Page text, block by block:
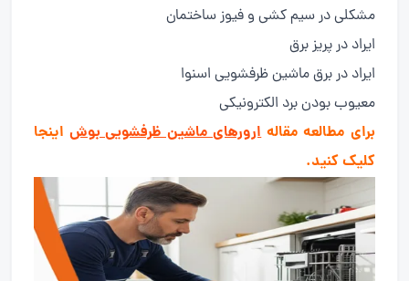
مشکلی در سیم کشی و فیوز ساختمان
ایراد در پریز برق
ایراد در برق ماشین ظرفشویی اسنوا
معیوب بودن برد الکترونیکی
برای مطالعه مقالهارورهای ماشین ظرفشویی بوش اینجا
کلیک کنید.